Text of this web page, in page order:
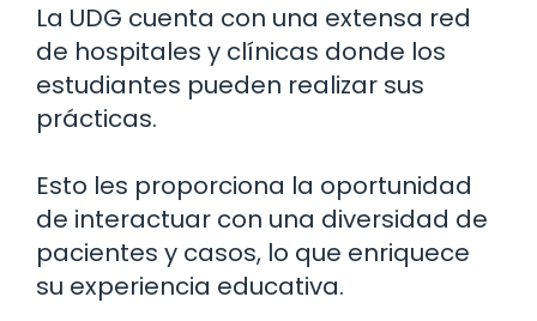
La UDG cuenta con una extensa red
de hospitales y clínicas donde los
estudiantes pueden realizar sus
prácticas.
Esto les proporciona la oportunidad
de interactuar con una diversidad de
pacientes y casos, lo que enriquece
su experiencia educativa.